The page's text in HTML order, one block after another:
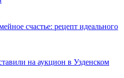
счастье: рецепт идеального
на аукцион в Узденском